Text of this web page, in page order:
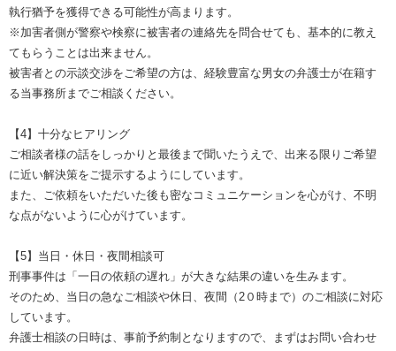
執行猶予を獲得できる可能性が高まります。
※加害者側が警察や検察に被害者の連絡先を問合せても、基本的に教え
てもらうことは出来ません。
被害者との示談交渉をご希望の方は、経験豊富な男女の弁護士が在籍す
る当事務所までご相談ください。
【4】十分なヒアリング
ご相談者様の話をしっかりと最後まで聞いたうえで、出来る限りご希望
に近い解決策をご提示するようにしています。
また、ご依頼をいただいた後も密なコミュニケーションを心がけ、不明
な点がないように心がけています。
【5】当日・休日・夜間相談可
刑事事件は「一日の依頼の遅れ」が大きな結果の違いを生みます。
そのため、当日の急なご相談や休日、夜間（2０時まで）のご相談に対応
しています。
弁護士相談の日時は、事前予約制となりますので、まずはお問い合わせ